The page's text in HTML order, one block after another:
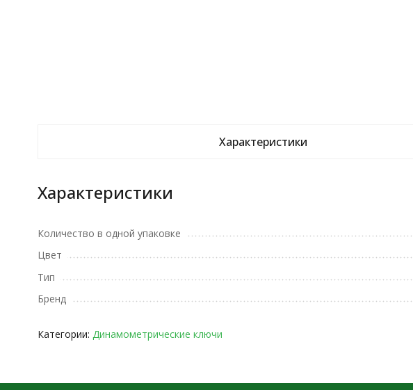
Характеристики
Характеристики
Количество в одной упаковке
Цвет
Тип
Бренд
Категории: Динамометрические ключи